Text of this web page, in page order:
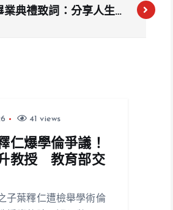
典禮致詞：分享人生感
41 views
仁爆學倫爭議！
教授 教育部交
子葉釋仁遭檢舉學術倫